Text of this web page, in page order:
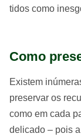
tidos como
Como
Existem
preservar os
como em cada
delicado – pois